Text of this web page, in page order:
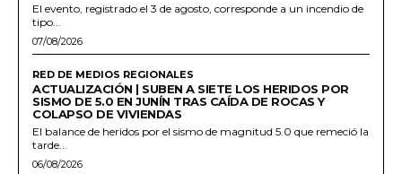
El evento, registrado el 3 de agosto, corresponde a un incendio de
tipo...
07/08/2026
RED DE MEDIOS REGIONALES
ACTUALIZACIÓN | SUBEN A SIETE LOS HERIDOS POR
SISMO DE 5.0 EN JUNÍN TRAS CAÍDA DE ROCAS Y
COLAPSO DE VIVIENDAS
El balance de heridos por el sismo de magnitud 5.0 que remeció la
tarde...
06/08/2026